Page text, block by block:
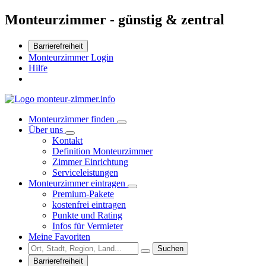
Monteurzimmer - günstig & zentral
Barrierefreiheit
Monteurzimmer Login
Hilfe
Monteurzimmer finden
Über uns
Kontakt
Definition Monteurzimmer
Zimmer Einrichtung
Serviceleistungen
Monteurzimmer eintragen
Premium-Pakete
kostenfrei eintragen
Punkte und Rating
Infos für Vermieter
Meine Favoriten
Suchen
Barrierefreiheit